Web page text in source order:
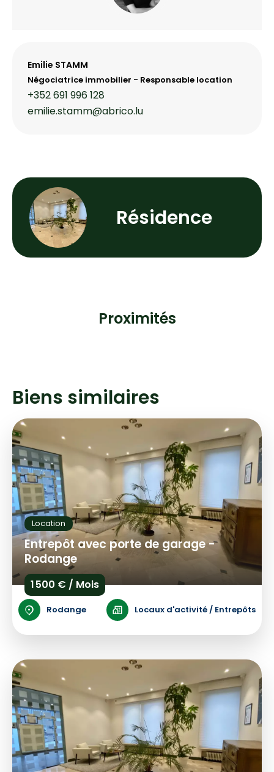
Emilie STAMM
Négociatrice immobilier - Responsable location
+352 691 996 128
emilie.stamm@abrico.lu
Résidence
Proximités
Biens similaires
Location
Entrepôt avec porte de garage -
Rodange
1 500 € / Mois
Rodange Locaux d'activité / Entrepôts